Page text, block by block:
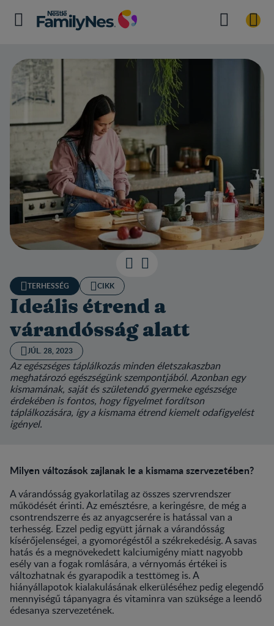
TERHESSÉG CIKK
Ideális étrend a
várandósság alatt
JÚL. 28, 2023
Az egészséges táplálkozás minden életszakaszban
meghatározó egészségünk szempontjából. Azonban egy
kismamának, saját és születendő gyermeke egészsége
érdekében is fontos, hogy figyelmet fordítson
táplálkozására, így a kismama étrend kiemelt odafigyelést
igényel.
Milyen változások zajlanak le a kismama szervezetében?
A várandósság gyakorlatilag az összes szervrendszer
működését érinti. Az emésztésre, a keringésre, de még a
csontrendszerre és az anyagcserére is hatással van a
terhesség. Ezzel pedig együtt járnak a várandósság
kísérőjelenségei, a gyomorégéstől a székrekedésig. A savas
hatás és a megnövekedett kalciumigény miatt nagyobb
esély van a fogak romlására, a vérnyomás értékei is
változhatnak és gyarapodik a testtömeg is. A
hiányállapotok kialakulásának elkerüléséhez pedig elegendő
mennyiségű tápanyagra és vitaminra van szüksége a leendő
édesanya szervezetének.